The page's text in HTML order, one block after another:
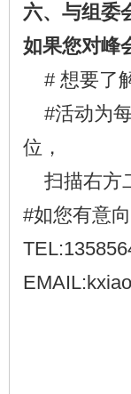
六、与组委
如果您对峰
# 想要了
#活动为每
位，
扫描右方
#如您有意